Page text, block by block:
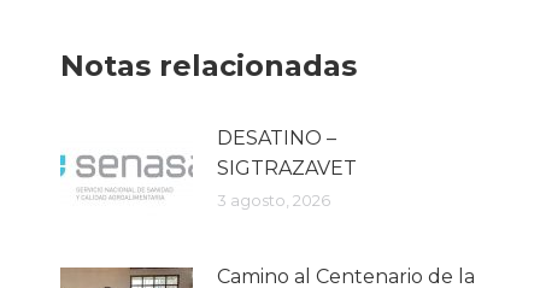
Notas relacionadas
DESATINO –
SIGTRAZAVET
3 agosto, 2026
Camino al Centenario de la